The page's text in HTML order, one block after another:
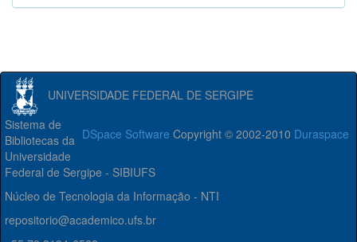
UNIVERSIDADE FEDERAL DE SERGIPE
DSpace Software Copyright © 2002-2010 Duraspace
Sistema de
Bibliotecas da
Universidade
Federal de Sergipe - SIBIUFS
Núcleo de Tecnologia da Informação - NTI
repositorio@academico.ufs.br